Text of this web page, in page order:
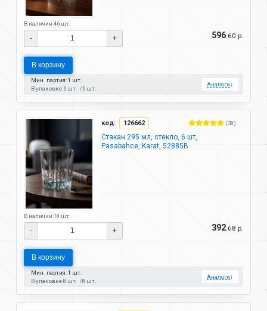
В наличии 46 шт.
- + 596.60 р.
В корзину
Мин. партия: 1 шт.
В упаковке:6 шт. 6 шт.
Аналоги↓
код: 126662 (38)
Стакан 295 мл, стекло, 6 шт,
Pasabahce, Karat, 52885B
В наличии 18 шт.
- + 392.68 р.
В корзину
Мин. партия: 1 шт.
В упаковке:8 шт. 8 шт.
Аналоги↓